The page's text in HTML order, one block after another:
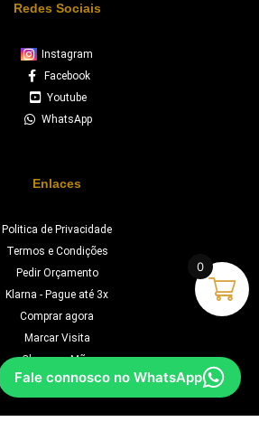
Redes Sociais
Instagram
Facebook
Youtube
WhatsApp
Enlaces
Politica de Privacidade
Termos e Condições
Pedir Orçamento
Klarna - Pague até 3x
Comprar agora
Marcar Visita
Chave na Mão
Orçamento
Fale connosco no WhatsApp
0